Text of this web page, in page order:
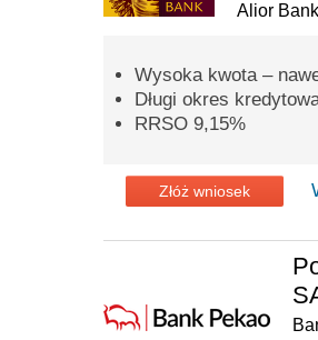
Alior Bank
Wysoka kwota –
Długi okres
RRSO 9,15%
Złóż wniosek